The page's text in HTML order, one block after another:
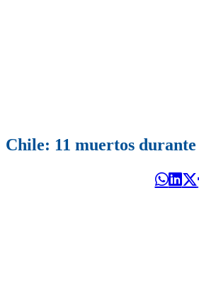
Chile: 11 muertos durante